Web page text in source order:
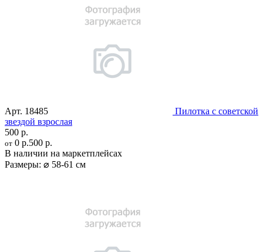
Арт. 18485
Пилотка с советской
звездой взрослая
500 р.
от 0 р.500 р.
В наличии на маркетплейсах
Размеры: ⌀ 58-61 см